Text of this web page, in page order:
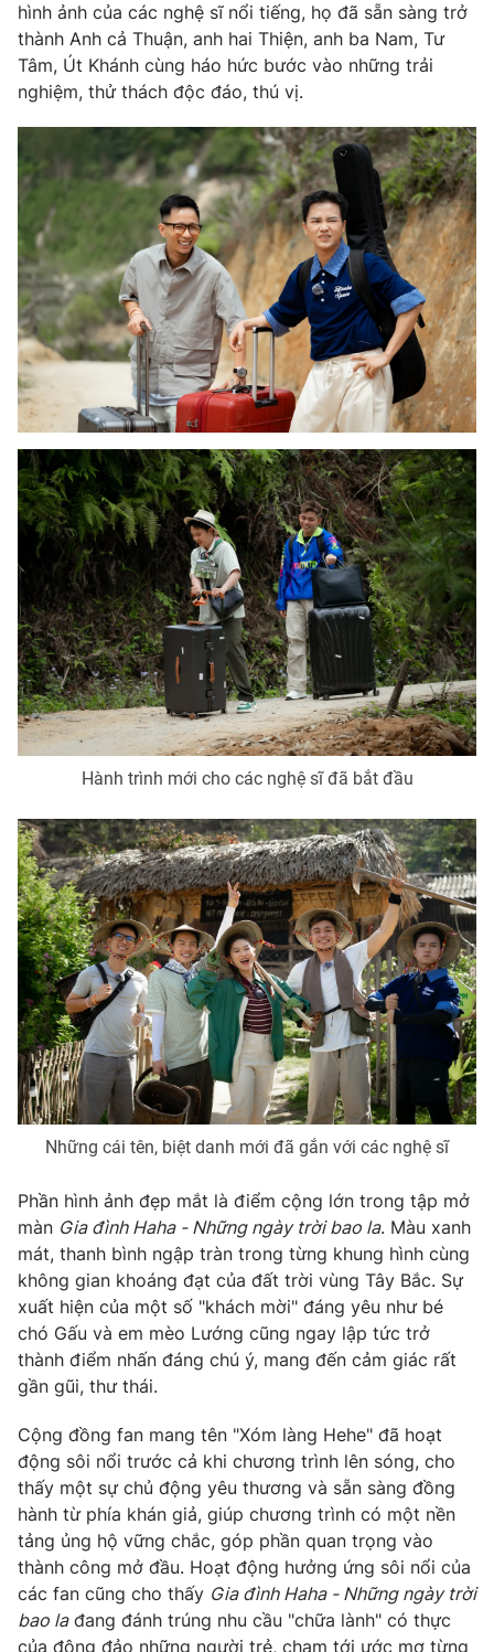
Thị trường
Tư vấn
Lịch phát sóng
Chuyên mục khác
Emagazine Podcast
Photo Infographic
Video Shorts video
VTV Money VTV Thể thao
VTV Sức khoẻ Bất động sản
Thị trường 24h Tấm lòng Việt
VTV4 Vươn mình bằng AI
VTV9 VTV8
Liên hệ tòa soạn English
THỜI BÁO VTV
Theo dõi báo trên
Cơ quan chủ quản:Đài Truyền hình Việt Nam
Cơ quan báo chí:Thời báo VTV
Giấy phép hoạt động báo in và báo điện tử số 483/GP-BTTTT
cấp ngày 29/12/2023
Tổng Biên tập:Vũ Thanh Thủy
Phó Tổng Biên tập:Nguyễn Thị Mỹ Hạnh, Phạm Quốc Thắng,
Nguyễn Trọng Ninh
Tổng đài VTV:024.38 355 931 - 024.38 355 932
Email: toasoan@vtv.vn
Liên hệ quảng cáo:024-7300.7108
® Cấm sao chép dưới mọi hình thức nếu không có sự chấp
thuận bằng văn bản. Ghi rõ nguồn VTV.vn khi phát hành lại
thông tin từ website này.
hình ảnh của các nghệ sĩ nổi tiếng, họ đã sẵn sàng trở
thành Anh cả Thuận, anh hai Thiện, anh ba Nam, Tư
Tâm, Út Khánh cùng háo hức bước vào những trải
nghiệm, thử thách độc đáo, thú vị.
Hành trình mới cho các nghệ sĩ đã bắt đầu
Những cái tên, biệt danh mới đã gắn với các nghệ sĩ
Phần hình ảnh đẹp mắt là điểm cộng lớn trong tập mở
màn Gia đình Haha - Những ngày trời bao la. Màu xanh
mát, thanh bình ngập tràn trong từng khung hình cùng
không gian khoáng đạt của đất trời vùng Tây Bắc. Sự
xuất hiện của một số "khách mời" đáng yêu như bé
chó Gấu và em mèo Lướng cũng ngay lập tức trở
thành điểm nhấn đáng chú ý, mang đến cảm giác rất
gần gũi, thư thái.
Cộng đồng fan mang tên "Xóm làng Hehe" đã hoạt
động sôi nổi trước cả khi chương trình lên sóng, cho
thấy một sự chủ động yêu thương và sẵn sàng đồng
hành từ phía khán giả, giúp chương trình có một nền
tảng ủng hộ vững chắc, góp phần quan trọng vào
thành công mở đầu. Hoạt động hưởng ứng sôi nổi của
các fan cũng cho thấy Gia đình Haha - Những ngày trời
bao lađang đánh trúng nhu cầu "chữa lành" có thực
của đông đảo những người trẻ, chạm tới ước mơ từng